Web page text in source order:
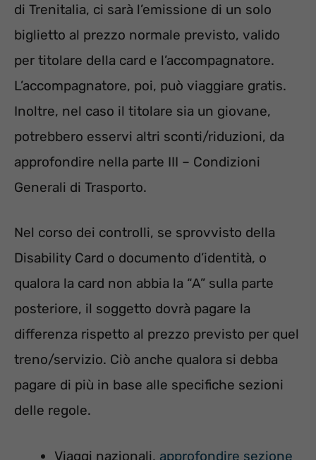
di Trenitalia, ci sarà l’emissione di un solo
biglietto al prezzo normale previsto, valido
per titolare della card e l’accompagnatore.
L’accompagnatore, poi, può viaggiare gratis.
Inoltre, nel caso il titolare sia un giovane,
potrebbero esservi altri sconti/riduzioni, da
approfondire nella parte III – Condizioni
Generali di Trasporto.
Nel corso dei controlli, se sprovvisto della
Disability Card o documento d’identità, o
qualora la card non abbia la “A” sulla parte
posteriore, il soggetto dovrà pagare la
differenza rispetto al prezzo previsto per quel
treno/servizio. Ciò anche qualora si debba
pagare di più in base alle specifiche sezioni
delle regole.
Viaggi nazionali, approfondire sezione